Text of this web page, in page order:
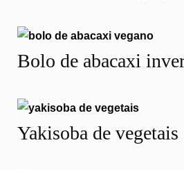
Bolo de abacaxi
Yakisoba de vegetais